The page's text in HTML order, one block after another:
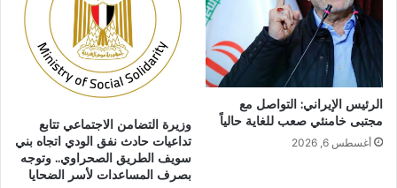
الرئيس الإيراني: التواصل مع
مجتبى خامنئي صعب للغاية حالياً
أغسطس 6, 2026
وزيرة التضامن الاجتماعي تتابع
تداعيات حادث نفق الودي اتجاه بني
سويف الطريق الصحراوي.. وتوجه
بصرف المساعدات لأسر الضحايا